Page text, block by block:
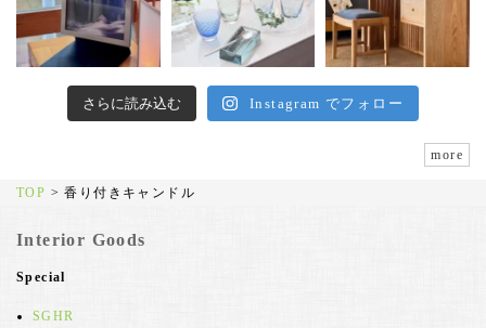
さらに読み込む Instagram でフォロー
more
TOP >香り付きキャンドル
Interior Goods
Special
SGHR